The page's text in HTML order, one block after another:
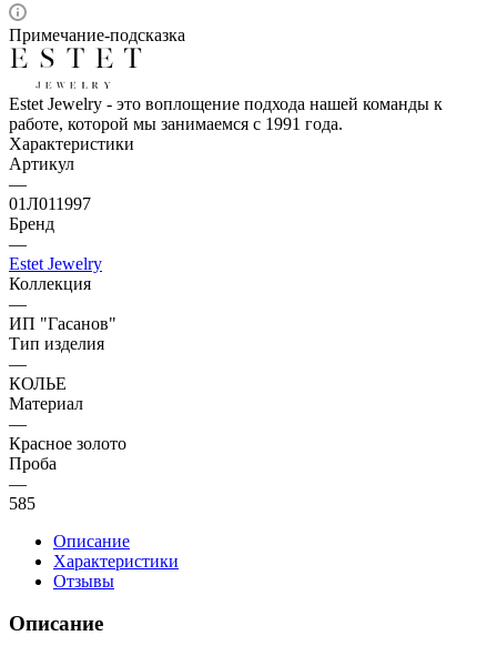
Примечание-подсказка
Estet Jewelry - это воплощение подхода нашей команды к
работе, которой мы занимаемся с 1991 года.
Характеристики
Артикул
—
01Л011997
Бренд
—
Estet Jewelry
Коллекция
—
ИП "Гасанов"
Тип изделия
—
КОЛЬЕ
Материал
—
Красное золото
Проба
—
585
Описание
Характеристики
Отзывы
Описание